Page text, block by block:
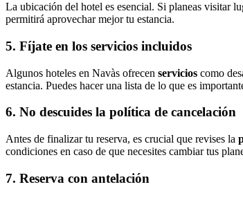
La ubicación del hotel es esencial. Si planeas visitar
permitirá aprovechar mejor tu estancia.
5. Fíjate en los servicios incluidos
Algunos hoteles en Navàs ofrecen servicios como
estancia. Puedes hacer una lista de lo que es
6. No descuides la política de cancelación
Antes de finalizar tu reserva, es crucial que revises la
condiciones en caso de que necesites cambiar tus
7. Reserva con antelación